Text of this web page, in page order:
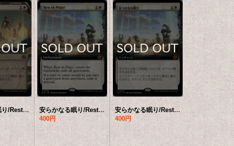
安らかなる眠り/Rest in Peace (ショーケース版) 【日本語版】 [BIG-白MR]
安らかなる眠り/Rest in Peace (拡張アート版) 【英語版】 [BIG-白MR]
400円
安らかなる眠り/Rest in Peace (拡張アート版) 【日本語版】 [BIG-白MR]
400円